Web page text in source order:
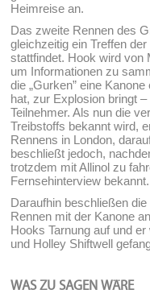
Heimreise an.
Das zweite Rennen des
gleichzeitig ein Treffen
stattfindet. Hook wird von
um Informationen zu
die „Gurken” eine
hat, zur Explosion bringt
Teilnehmer. Als nun die
Treibstoffs bekannt wird,
Rennens in London,
beschließt jedoch,
trotzdem mit Allinol zu
Fernsehinterview bekannt.
Daraufhin beschließen
Rennen mit der Kanone
Hooks Tarnung auf und
und Holley Shiftwell
WAS ZU SAGEN WÄRE